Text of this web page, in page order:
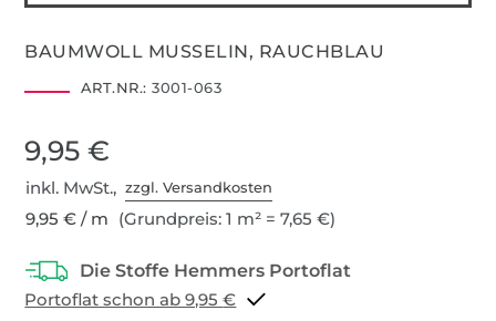
BAUMWOLL MUSSELIN, RAUCHBLAU
ART.NR.: 3001-063
9,95 €
inkl. MwSt.,zzgl. Versandkosten
9,95 € / m (Grundpreis: 1 m² = 7,65 €)
Portoflat schon ab 9,95 €